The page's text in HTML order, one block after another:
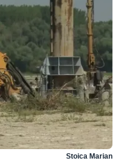
Stoica Marian